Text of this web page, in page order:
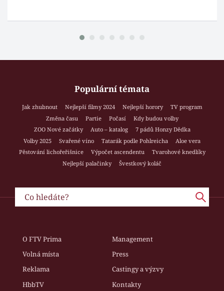
Populární témata
Jak zhubnout Nejlepší filmy 2024 Nejlepší horory
TV program
Změna času
Partie Počasí
Kdy budou volby
ZOO Nové začátky
Auto – katalog
7 pádů Honzy Dědka
Volby 2025
Svařené víno Tatarák podle Pohlreicha
Aloe vera
Pěstování lichořeřišnice
Výpočet ascendentu
Tvarohové knedlíky
Nejlepší palačinky
Švestkový koláč
O FTV Prima
Management
Volná místa
Press
Reklama
Castingy a výzvy
HbbTV
Kontakty